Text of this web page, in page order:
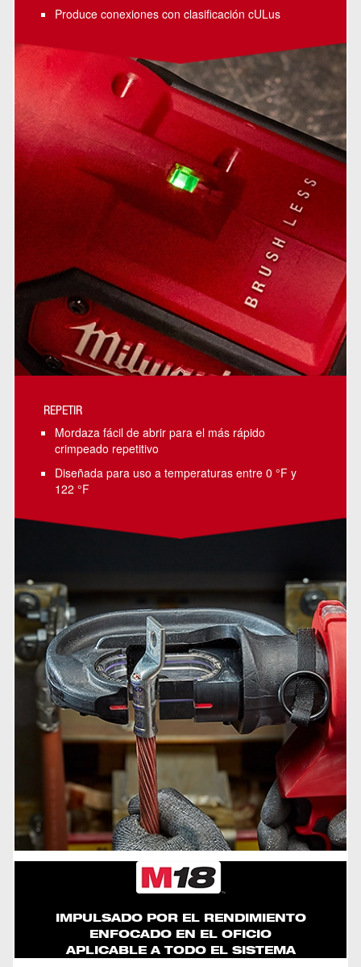
Produce conexiones con clasificación cULus
REPETIR
Mordaza fácil de abrir para el más rápido
crimpeado repetitivo
Diseñada para uso a temperaturas entre 0 °F y
122 °F
IMPULSADO POR EL RENDIMIENTO
ENFOCADO EN EL OFICIO
APLICABLE A TODO EL SISTEMA